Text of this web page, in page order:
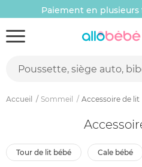
10 € offertssur votre
Accueil Sommeil Accessoire de lit
tour de lit bébé cale bébé